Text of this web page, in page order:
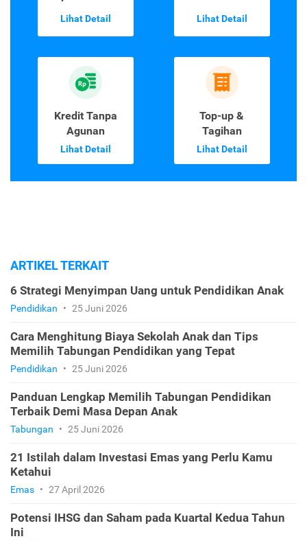
Lihat Detail Lihat Detail
Kredit Tanpa
Agunan
Lihat Detail
Top-up &
Tagihan
Lihat Detail
ARTIKEL TERKAIT
6 Strategi Menyimpan Uang untuk Pendidikan Anak
Pendidikan • 25 Juni 2026
Cara Menghitung Biaya Sekolah Anak dan Tips
Memilih Tabungan Pendidikan yang Tepat
Pendidikan • 25 Juni 2026
Panduan Lengkap Memilih Tabungan Pendidikan
Terbaik Demi Masa Depan Anak
Tabungan • 25 Juni 2026
21 Istilah dalam Investasi Emas yang Perlu Kamu
Ketahui
Emas • 27 April 2026
Potensi IHSG dan Saham pada Kuartal Kedua Tahun
Ini